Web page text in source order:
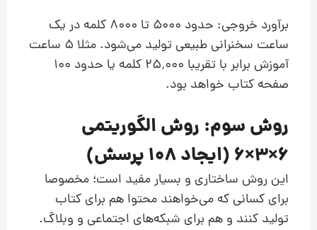
برآورد خروجی: حدود ۵۰۰۰ تا ۸۰۰۰ کلمه در یک
ساعت سخنرانی طبیعی تولید می‌شود. مثلا ۵ ساعت
آموزش برابر با تقریبا ۲۵٬۰۰۰ کلمه یا حدود ۱۰۰
صفحه کتاب خواهد بود.
روش سوم: روش الگوریتمی
6×3×6 (ایجاد ۱۰۸ پرسش)
این روش ساختاری و بسیار مفید است؛ مخصوصا
برای کسانی که می‌خواهند محتوا هم برای کتاب
تولید کنند و هم برای شبکه‌های اجتماعی و وبلاگ.